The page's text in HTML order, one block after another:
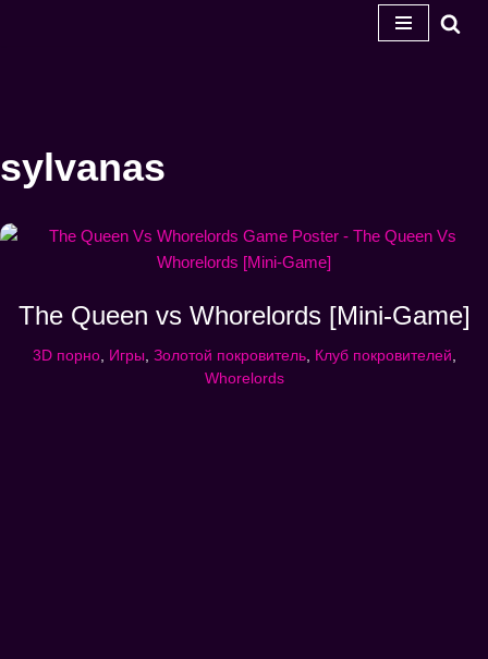
sylvanas
The Queen vs Whorelords [Mini-Game]
3D порно, Игры, Золотой покровитель, Клуб покровителей,
Whorelords